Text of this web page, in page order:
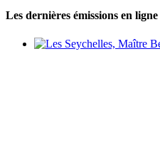
Les dernières émissions en ligne